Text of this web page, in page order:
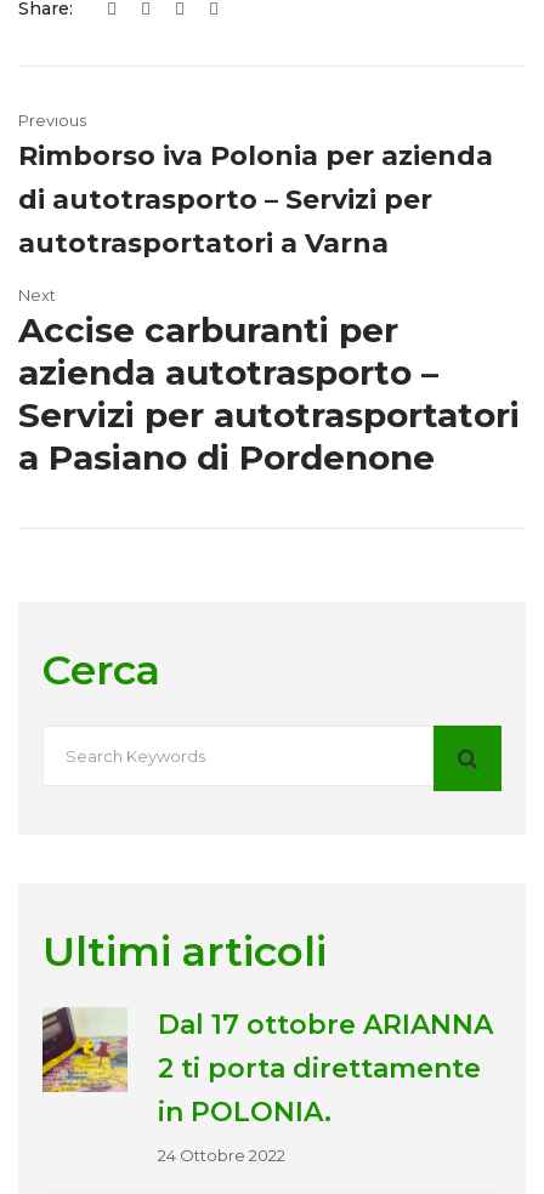
Share:
Previous
Rimborso iva Polonia per azienda
di autotrasporto – Servizi per
autotrasportatori a Varna
Next
Accise carburanti per
azienda autotrasporto –
Servizi per autotrasportatori
a Pasiano di Pordenone
Cerca
Ultimi articoli
Dal 17 ottobre ARIANNA
2 ti porta direttamente
in POLONIA.
24 Ottobre 2022